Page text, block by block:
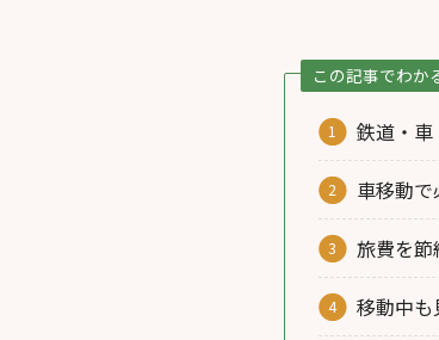
この記事でわか
鉄道・
車移動
旅費を
移動中